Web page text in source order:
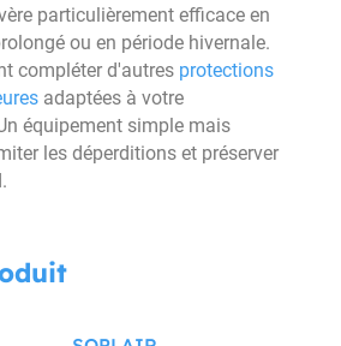
particulièrement efficace en
ou en période hivernale.
compléter d'autres protections
adaptées à votre
équipement simple mais
les déperditions et préserver